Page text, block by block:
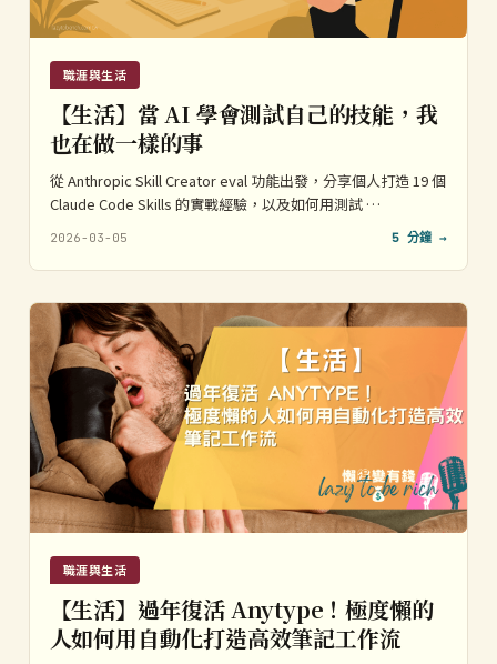
職涯與生活
【生活】當 AI 學會測試自己的技能，我
也在做一樣的事
從 Anthropic Skill Creator eval 功能出發，分享個人打造 19 個
Claude Code Skills 的實戰經驗，以及如何用測試 …
2026-03-05 5 分鐘 →
職涯與生活
【生活】過年復活 Anytype！極度懶的
人如何用自動化打造高效筆記工作流